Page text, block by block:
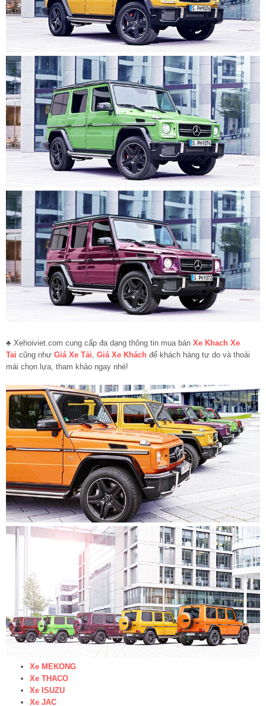
♣ Xehoiviet.com cung cấp đa dạng thông tin mua bán Xe Khach Xe
Tai cũng như Giá Xe Tải Giá Xe Khách để khách hàng tự do và thoải
mái chọn lựa, tham khảo ngay nhé!
Xe MEKONG
Xe THACO
Xe ISUZU
Xe JAC